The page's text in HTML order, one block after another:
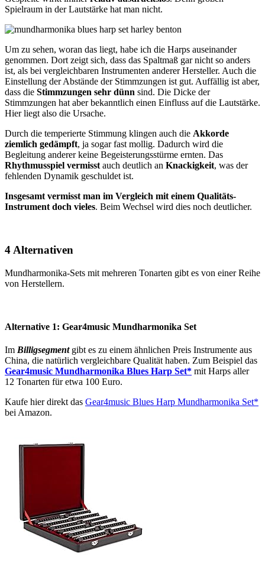
Spielraum in der Lautstärke hat man nicht.
Um zu sehen, woran das liegt, habe ich die Harps auseinander
genommen. Dort zeigt sich, dass das Spaltmaß gar nicht so anders
ist, als bei vergleichbaren Instrumenten anderer Hersteller. Auch die
Einstellung der Abstände der Stimmzungen ist gut. Auffällig ist aber,
dass die Stimmzungen sehr dünn sind. Die Dicke der
Stimmzungen hat aber bekanntlich einen Einfluss auf die Lautstärke.
Hier liegt also die Ursache.
Durch die temperierte Stimmung klingen auch die Akkorde
ziemlich gedämpft, ja sogar fast mollig. Dadurch wird die
Begleitung anderer keine Begeisterungsstürme ernten. Das
Rhythmusspiel vermisstauch deutlich an Knackigkeit, was der
fehlenden Dynamik geschuldet ist.
Insgesamt vermisst man im Vergleich mit einem Qualitäts-
Instrument doch vieles. Beim Wechsel wird dies noch deutlicher.
4 Alternativen
Mundharmonika-Sets mit mehreren Tonarten gibt es von einer Reihe
von Herstellern.
Alternative 1: Gear4music Mundharmonika Set
Im Billigsegmentgibt es zu einem ähnlichen Preis Instrumente aus
China, die natürlich vergleichbare Qualität haben. Zum Beispiel das
Gear4music Mundharmonika Blues Harp Set* mit Harps aller
12 Tonarten für etwa 100 Euro.
Kaufe hier direkt das Gear4music Blues Harp Mundharmonika Set*
bei Amazon.